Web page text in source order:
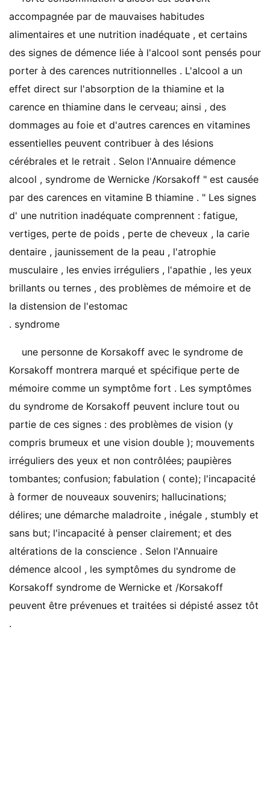
accompagnée par de mauvaises habitudes
alimentaires et une nutrition inadéquate , et certains
des signes de démence liée à l'alcool sont pensés pour
porter à des carences nutritionnelles . L'alcool a un
effet direct sur ​​l'absorption de la thiamine et la
carence en thiamine dans le cerveau; ainsi , des
dommages au foie et d'autres carences en vitamines
essentielles peuvent contribuer à des lésions
cérébrales et le retrait . Selon l'Annuaire démence
alcool , syndrome de Wernicke /Korsakoff " est causée
par des carences en vitamine B thiamine . " Les signes
d' une nutrition inadéquate comprennent : fatigue,
vertiges, perte de poids , perte de cheveux , la carie
dentaire , jaunissement de la peau , l'atrophie
musculaire , les envies irréguliers , l'apathie , les yeux
brillants ou ternes , des problèmes de mémoire et de
la distension de l'estomac
. syndrome
une personne de Korsakoff avec le syndrome de
Korsakoff montrera marqué et spécifique perte de
mémoire comme un symptôme fort . Les symptômes
du syndrome de Korsakoff peuvent inclure tout ou
partie de ces signes : des problèmes de vision (y
compris brumeux et une vision double ); mouvements
irréguliers des yeux et non contrôlées; paupières
tombantes; confusion; fabulation ( conte); l'incapacité
à former de nouveaux souvenirs; hallucinations;
délires; une démarche maladroite , inégale , stumbly et
sans but; l'incapacité à penser clairement; et des
altérations de la conscience . Selon l'Annuaire
démence alcool , les symptômes du syndrome de
Korsakoff syndrome de Wernicke et /Korsakoff
peuvent être prévenues et traitées si dépisté assez tôt
.